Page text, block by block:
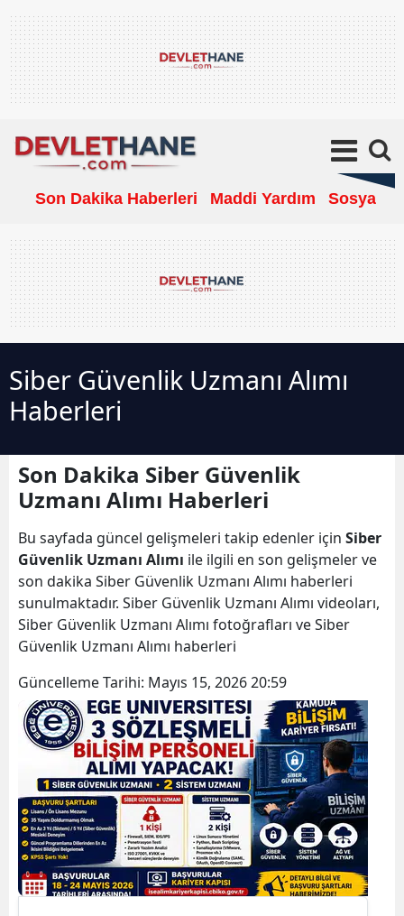
Son Dakika Haberleri Maddi Yardım Sosyal
Siber Güvenlik Uzmanı Alımı
Haberleri
Son Dakika Siber Güvenlik
Uzmanı Alımı Haberleri
Bu sayfada güncel gelişmeleri takip edenler için Siber
Güvenlik Uzmanı Alımı ile ilgili en son gelişmeler ve
son dakika Siber Güvenlik Uzmanı Alımı haberleri
sunulmaktadır. Siber Güvenlik Uzmanı Alımı videoları,
Siber Güvenlik Uzmanı Alımı fotoğrafları ve Siber
Güvenlik Uzmanı Alımı haberleri
Güncelleme Tarihi: Mayıs 15, 2026 20:59